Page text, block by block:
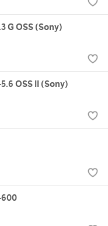
G OSS (Sony)
OSS II (Sony)